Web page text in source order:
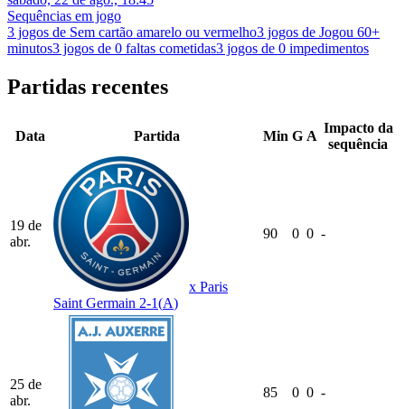
Sequências em jogo
3 jogos de Sem cartão amarelo ou vermelho3 jogos de Jogou 60+
minutos3 jogos de 0 faltas cometidas3 jogos de 0 impedimentos
Partidas recentes
Data Partida Min G A
Impacto da
sequência
19 de
abr.
x Paris
Saint Germain 2-1(A)
90 0 0 -
25 de
abr.
85 0 0 -